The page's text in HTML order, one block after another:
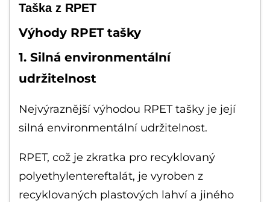
Taška z RPET
Výhody RPET tašky
1. Silná environmentální
udržitelnost
Nejvýraznější výhodou RPET tašky je její
silná environmentální udržitelnost.
RPET, což je zkratka pro recyklovaný
polyethylentereftalát, je vyroben z
recyklovaných plastových lahví a jiného